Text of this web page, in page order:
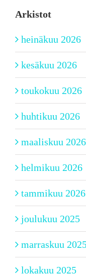
Arkistot
heinäkuu 2026
kesäkuu 2026
toukokuu 2026
huhtikuu 2026
maaliskuu 2026
helmikuu 2026
tammikuu 2026
joulukuu 2025
marraskuu
lokakuu 2025